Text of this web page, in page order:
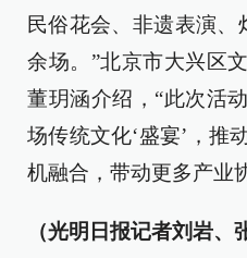
民俗花会、非遗表演、
余场。”北京市大兴区
董玥涵介绍，“此次活
场传统文化‘盛宴’，推
机融合，带动更多产业
（光明日报记者刘岩、